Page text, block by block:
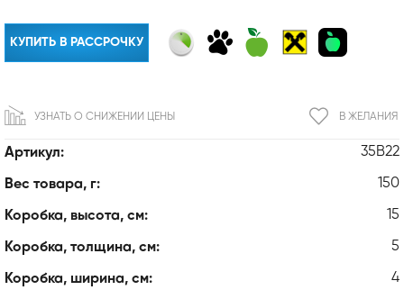
Артикул: 35B22
Вес товара, г: 150
Коробка, высота, см: 15
Коробка, толщина, см: 5
Коробка, ширина, см: 4
КУПИТЬ В РАССРОЧКУ
В ЖЕЛАНИЯ
УЗНАТЬ О СНИЖЕНИИ ЦЕНЫ